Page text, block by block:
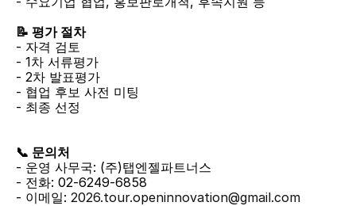
📝 평가 절차
- 자격 검토
- 1차 서류평가
- 2차 발표평가
- 협업 후보 사전 미팅
- 최종 선정
📞 문의처
- 운영 사무국: (주)탭엔젤파트너스
- 전화: 02-6249-6858
- 이메일: 2026.tour.openinnovation@gmail.com